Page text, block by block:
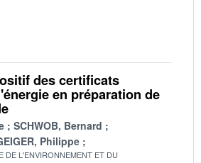
des certificats
en préparation de
SCHWOB, Bernard
Philippe
DE L'ENVIRONNEMENT ET DU